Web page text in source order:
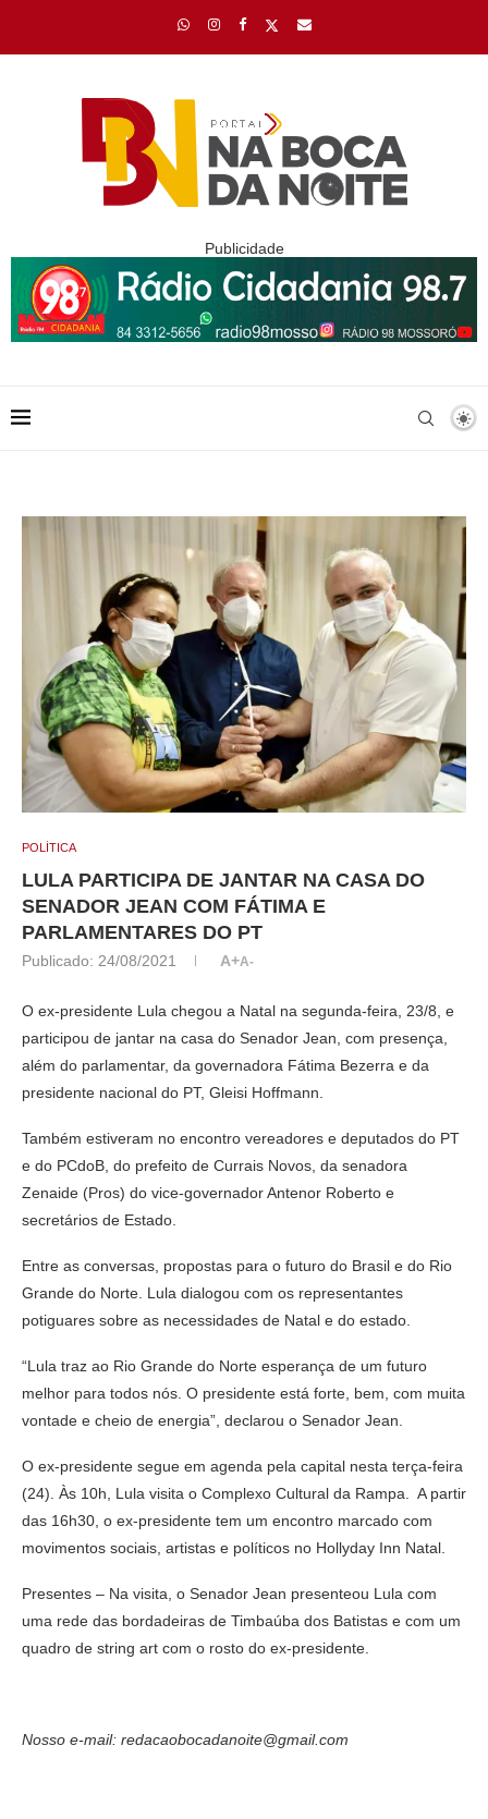
Publicidade
POLÍTICA
LULA PARTICIPA DE JANTAR NA CASA DO
SENADOR JEAN COM FÁTIMA E
PARLAMENTARES DO PT
Publicado: 24/08/2021 A+A-
O ex-presidente Lula chegou a Natal na segunda-feira, 23/8, e
participou de jantar na casa do Senador Jean, com presença,
além do parlamentar, da governadora Fátima Bezerra e da
presidente nacional do PT, Gleisi Hoffmann.
Também estiveram no encontro vereadores e deputados do PT
e do PCdoB, do prefeito de Currais Novos, da senadora
Zenaide (Pros) do vice-governador Antenor Roberto e
secretários de Estado.
Entre as conversas, propostas para o futuro do Brasil e do Rio
Grande do Norte. Lula dialogou com os representantes
potiguares sobre as necessidades de Natal e do estado.
“Lula traz ao Rio Grande do Norte esperança de um futuro
melhor para todos nós. O presidente está forte, bem, com muita
vontade e cheio de energia”, declarou o Senador Jean.
O ex-presidente segue em agenda pela capital nesta terça-feira
(24). Às 10h, Lula visita o Complexo Cultural da Rampa. A partir
das 16h30, o ex-presidente tem um encontro marcado com
movimentos sociais, artistas e políticos no Hollyday Inn Natal.
Presentes – Na visita, o Senador Jean presenteou Lula com
uma rede das bordadeiras de Timbaúba dos Batistas e com um
quadro de string art com o rosto do ex-presidente.
Nosso e-mail: redacaobocadanoite@gmail.com